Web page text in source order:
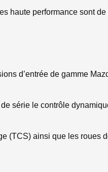
haute performance sont de
d’entrée de gamme
série le contrôle
(TCS) ainsi que les roues